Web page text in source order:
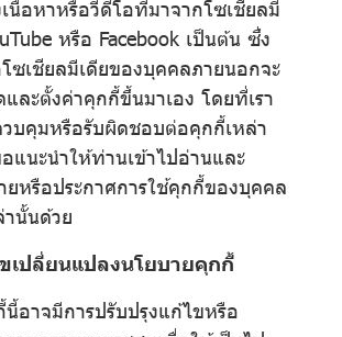
นื้อหาหรือวีดีโอที่มาจากโซเชียลมี
หรือ Facebook เป็นต้น ซึ่ง
ซเชียลมีเดียของบุคคลภายนอกจะ
ละตั้งค่าคุกกี้ขึ้นมาเอง โดยที่เรา
บคุมหรือรับผิดชอบต่อคุกกี้เหล่า
แนะนำให้ท่านเข้าไปอ่านและ
หรือประกาศการใช้คุกกี้ของบุคคล
นั้นด้วย
เปลี่ยนแปลงนโยบายคุกกี้
อาจมีการปรับปรุงแก้ไขหรือ